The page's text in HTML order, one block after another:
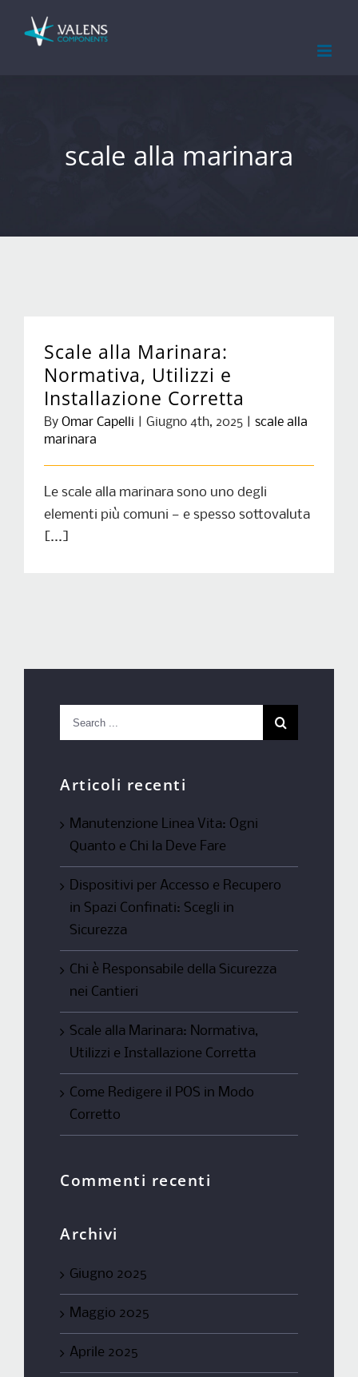
scale alla marinara
Scale alla Marinara:
Normativa, Utilizzi e
Installazione Corretta
By Omar Capelli Giugno 4th, 2025
scale alla
marinara
Le scale alla marinara sono uno degli
elementi più comuni — e spesso sottovaluta
[...]
Search
for:
Articoli recenti
Manutenzione Linea Vita: Ogni
Quanto e Chi la Deve Fare
Dispositivi per Accesso e Recupero
in Spazi Confinati: Scegli in
Sicurezza
Chi è Responsabile della Sicurezza
nei Cantieri
Scale alla Marinara: Normativa,
Utilizzi e Installazione Corretta
Come Redigere il POS in Modo
Corretto
Commenti recenti
Archivi
Giugno 2025
Maggio 2025
Aprile 2025